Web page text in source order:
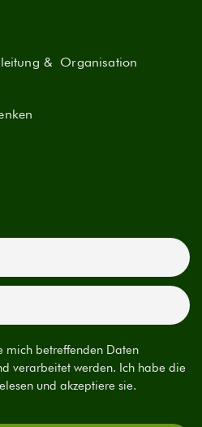
& Organisation
mich betreffenden Daten
verarbeitet werden. Ich habe die
und akzeptiere sie.